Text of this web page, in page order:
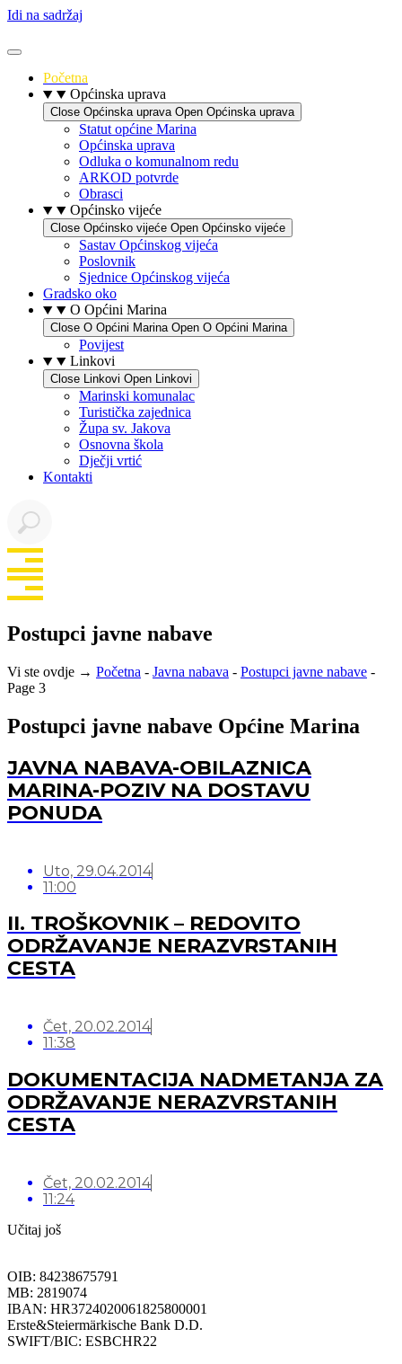
Idi na sadržaj
Početna
Općinska uprava
Close Općinska uprava Open Općinska uprava
Statut općine Marina
Općinska uprava
Odluka o komunalnom redu
ARKOD potvrde
Obrasci
Općinsko vijeće
Close Općinsko vijeće Open Općinsko vijeće
Sastav Općinskog vijeća
Poslovnik
Sjednice Općinskog vijeća
Gradsko oko
O Općini Marina
Close O Općini Marina Open O Općini Marina
Povijest
Linkovi
Close Linkovi Open Linkovi
Marinski komunalac
Turistička zajednica
Župa sv. Jakova
Osnovna škola
Dječji vrtić
Kontakti
Postupci javne nabave
Vi ste ovdje → Početna - Javna nabava - Postupci javne nabave -
Page 3
Postupci javne nabave Općine Marina
JAVNA NABAVA-OBILAZNICA
MARINA-POZIV NA DOSTAVU
PONUDA
Uto, 29.04.2014
11:00
II. TROŠKOVNIK – REDOVITO
ODRŽAVANJE NERAZVRSTANIH
CESTA
Čet, 20.02.2014
11:38
DOKUMENTACIJA NADMETANJA ZA
ODRŽAVANJE NERAZVRSTANIH
CESTA
Čet, 20.02.2014
11:24
Učitaj još
OIB: 84238675791
MB: 2819074
IBAN: HR3724020061825800001
Erste&Steiermärkische Bank D.D.
SWIFT/BIC: ESBCHR22